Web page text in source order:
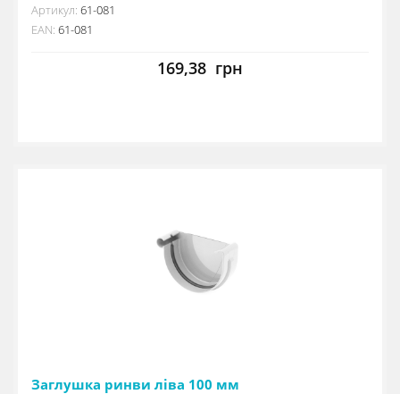
Артикул: 61-081
EAN: 61-081
169,38 грн
Заглушка ринви ліва 100 мм